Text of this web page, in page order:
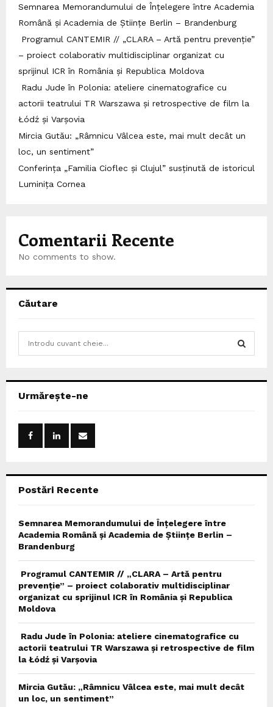
Semnarea Memorandumului de Înțelegere între Academia
Română și Academia de Științe Berlin – Brandenburg
Programul CANTEMIR // „CLARA – Artă pentru prevenție”
– proiect colaborativ multidisciplinar organizat cu
sprijinul ICR în România și Republica Moldova
Radu Jude în Polonia: ateliere cinematografice cu
actorii teatrului TR Warszawa și retrospective de film la
Łódź și Varșovia
Mircia Gutău: „Râmnicu Vâlcea este, mai mult decât un
loc, un sentiment”
Conferința „Familia Cioflec și Clujul” susținută de istoricul
Luminița Cornea
Comentarii Recente
No comments to show.
Căutare
h
Urmărește-ne
Postări Recente
Semnarea Memorandumului de Înțelegere între
Academia Română și Academia de Științe Berlin –
Brandenburg
Programul CANTEMIR // „CLARA – Artă pentru
prevenție” – proiect colaborativ multidisciplinar
organizat cu sprijinul ICR în România și Republica
Moldova
Radu Jude în Polonia: ateliere cinematografice cu
actorii teatrului TR Warszawa și retrospective de film
la Łódź și Varșovia
Mircia Gutău: „Râmnicu Vâlcea este, mai mult decât
un loc, un sentiment”